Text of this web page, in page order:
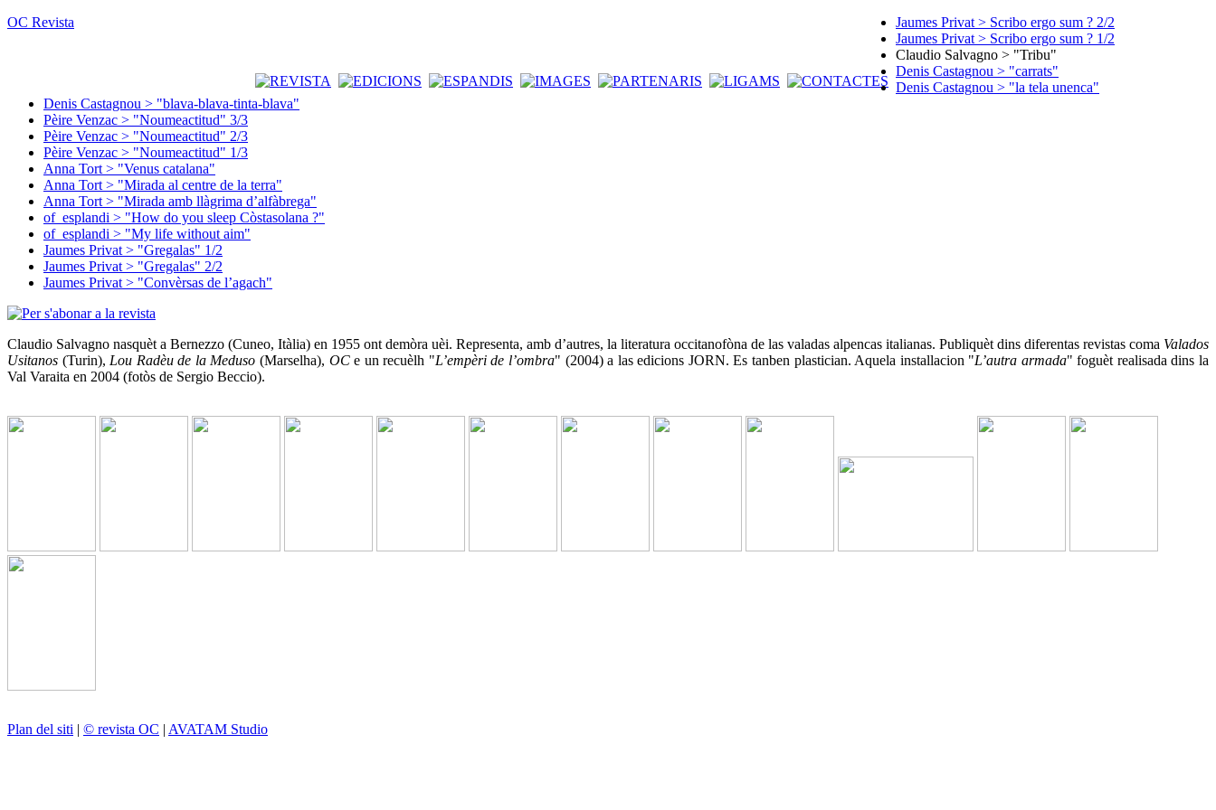
OC Revista
Jaumes Privat > Scribo ergo sum ? 2/2
Jaumes Privat > Scribo ergo sum ? 1/2
Claudio Salvagno > "Tribu"
Denis Castagnou > "carrats"
Denis Castagnou > "la tela unenca"
Denis Castagnou > "blava-blava-tinta-blava"
Pèire Venzac > "Noumeactitud" 3/3
Pèire Venzac > "Noumeactitud" 2/3
Pèire Venzac > "Noumeactitud" 1/3
Anna Tort > "Venus catalana"
Anna Tort > "Mirada al centre de la terra"
Anna Tort > "Mirada amb llàgrima d’alfàbrega"
of_esplandi > "How do you sleep Còstasolana ?"
of_esplandi > "My life without aim"
Jaumes Privat > "Gregalas" 1/2
Jaumes Privat > "Gregalas" 2/2
Jaumes Privat > "Convèrsas de l’agach"
Claudio Salvagno nasquèt a Bernezzo (Cuneo, Itàlia) en 1955 ont demòra uèi. Representa, amb d’autres, la literatura occitanofòna de las valadas alpencas italianas. Publiquèt dins diferentas revistas coma Valados
Usitanos (Turin), Lou Radèu de la Meduso (Marselha), OCe un recuèlh "L’empèri de l’ombra" (2004) a las edicions JORN. Es tanben plastician. Aquela installacion "L’autra armada" foguèt realisada dins la
Val Varaita en 2004 (fotòs de Sergio Beccio).
Plan del siti | © revista OC | AVATAM Studio